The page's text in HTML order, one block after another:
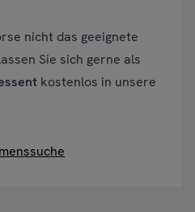
nicht das geeignete
Sie sich gerne als
kostenlos in unsere